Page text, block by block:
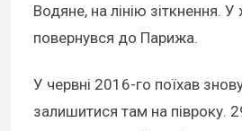
Водяне, на лінію зіткнення. У
повернувся до Парижа.
У червні 2016-го поїхав
залишитися там на півроку.